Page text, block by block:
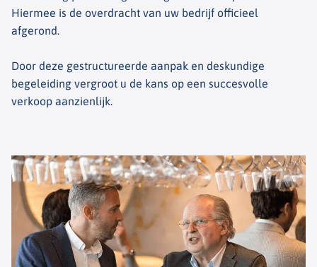
Hiermee is de overdracht van uw bedrijf officieel
afgerond.
Door deze gestructureerde aanpak en deskundige
begeleiding vergroot u de kans op een succesvolle
verkoop aanzienlijk.